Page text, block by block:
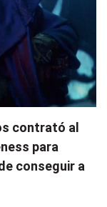
contrató al
para
conseguir a